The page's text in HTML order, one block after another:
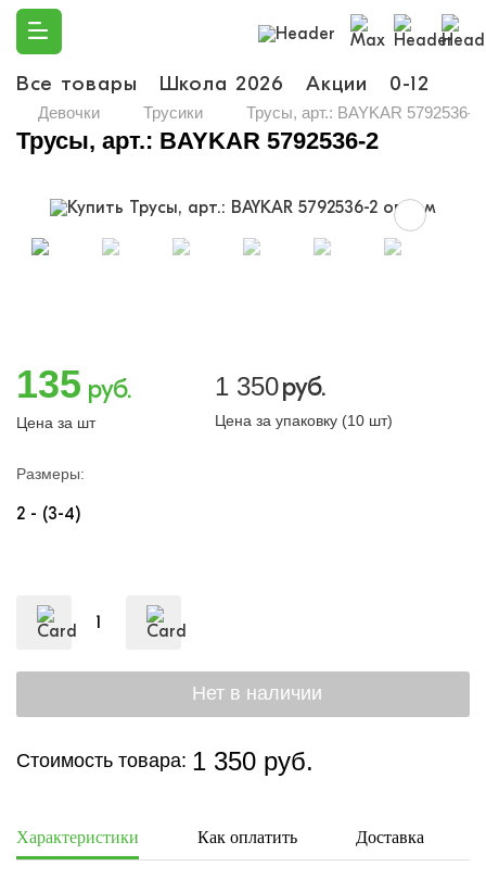
Все товары Школа 2026 Акции 0-12
Девочки Трусики Трусы, арт.: BAYKAR 5792536-2
Трусы, арт.: BAYKAR 5792536-2
135 руб.
Цена за шт
1 350руб.
Цена за упаковку (10 шт)
Размеры:
2 - (3-4)
Стоимость товара: 1 350 руб.
Характеристики Как оплатить Доставка